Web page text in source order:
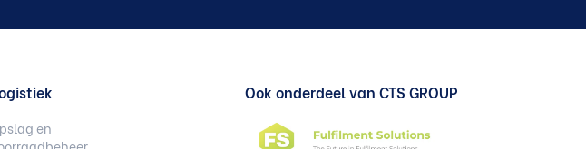
en
Ook onderdeel van CTS GROUP